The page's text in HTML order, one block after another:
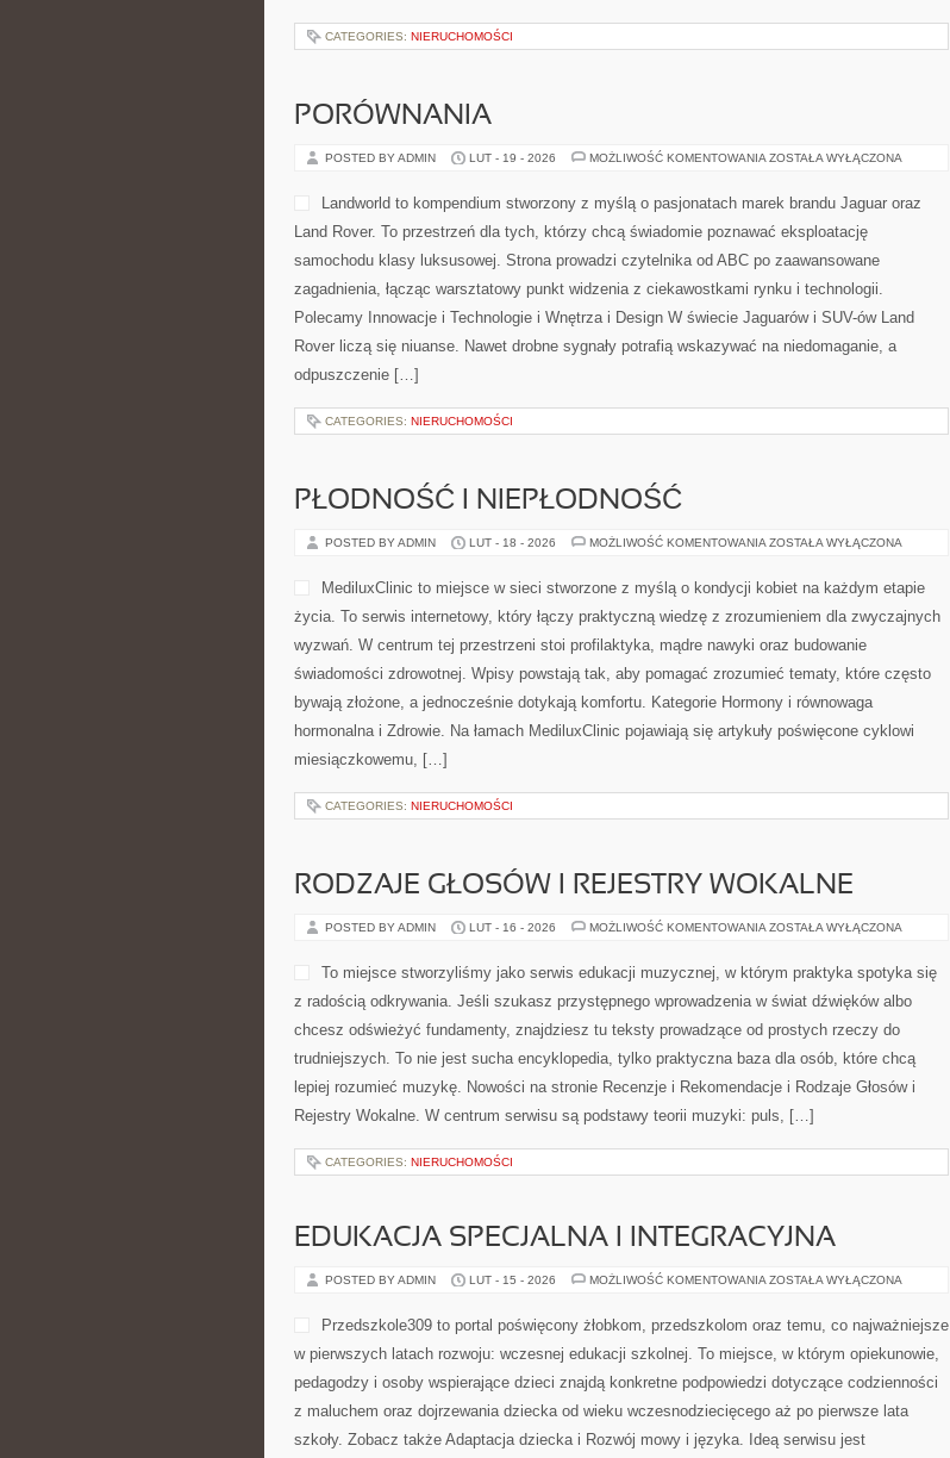
CATEGORIES: NIERUCHOMOŚCI
PORÓWNANIA
POSTED BY ADMIN LUT - 19 - 2026 MOŻLIWOŚĆ KOMENTOWANIA PORÓWNANIA
ZOSTAŁA WYŁĄCZONA
Landworld to kompendium stworzony z myślą o pasjonatach marek brandu Jaguar oraz
Land Rover. To przestrzeń dla tych, którzy chcą świadomie poznawać eksploatację
samochodu klasy luksusowej. Strona prowadzi czytelnika od ABC po zaawansowane
zagadnienia, łącząc warsztatowy punkt widzenia z ciekawostkami rynku i technologii.
Polecamy Innowacje i Technologie i Wnętrza i Design W świecie Jaguarów i SUV-ów Land
Rover liczą się niuanse. Nawet drobne sygnały potrafią wskazywać na niedomaganie, a
odpuszczenie […]
CATEGORIES: NIERUCHOMOŚCI
PŁODNOŚĆ I NIEPŁODNOŚĆ
POSTED BY ADMIN LUT - 18 - 2026 MOŻLIWOŚĆ KOMENTOWANIA PŁODNOŚĆ
ZOSTAŁA WYŁĄCZONA
MediluxClinic to miejsce w sieci stworzone z myślą o kondycji kobiet na każdym etapie
życia. To serwis internetowy, który łączy praktyczną wiedzę z zrozumieniem dla zwyczajnych
wyzwań. W centrum tej przestrzeni stoi profilaktyka, mądre nawyki oraz budowanie
świadomości zdrowotnej. Wpisy powstają tak, aby pomagać zrozumieć tematy, które często
bywają złożone, a jednocześnie dotykają komfortu. Kategorie Hormony i równowaga
hormonalna i Zdrowie. Na łamach MediluxClinic pojawiają się artykuły poświęcone cyklowi
miesiączkowemu, […]
CATEGORIES: NIERUCHOMOŚCI
RODZAJE GŁOSÓW I REJESTRY WOKALNE
POSTED BY ADMIN LUT - 16 - 2026 MOŻLIWOŚĆ KOMENTOWANIA RODZAJE
REJESTRY
WOKALNE
ZOSTAŁA WYŁĄCZONA
To miejsce stworzyliśmy jako serwis edukacji muzycznej, w którym praktyka spotyka się
z radością odkrywania. Jeśli szukasz przystępnego wprowadzenia w świat dźwięków albo
chcesz odświeżyć fundamenty, znajdziesz tu teksty prowadzące od prostych rzeczy do
trudniejszych. To nie jest sucha encyklopedia, tylko praktyczna baza dla osób, które chcą
lepiej rozumieć muzykę. Nowości na stronie Recenzje i Rekomendacje i Rodzaje Głosów i
Rejestry Wokalne. W centrum serwisu są podstawy teorii muzyki: puls, […]
CATEGORIES: NIERUCHOMOŚCI
EDUKACJA SPECJALNA I INTEGRACYJNA
POSTED BY ADMIN LUT - 15 - 2026 MOŻLIWOŚĆ KOMENTOWANIA EDUKACJA
INTEGRACYJNA
ZOSTAŁA WYŁĄCZONA
Przedszkole309 to portal poświęcony żłobkom, przedszkolom oraz temu, co najważniejsze
w pierwszych latach rozwoju: wczesnej edukacji szkolnej. To miejsce, w którym opiekunowie,
pedagodzy i osoby wspierające dzieci znajdą konkretne podpowiedzi dotyczące codzienności
z maluchem oraz dojrzewania dziecka od wieku wczesnodziecięcego aż po pierwsze lata
szkoły. Zobacz także Adaptacja dziecka i Rozwój mowy i języka. Ideą serwisu jest